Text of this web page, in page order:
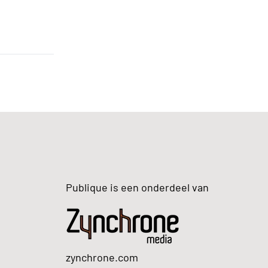
Publique is een onderdeel van
zynchrone.com